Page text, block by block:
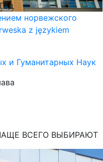
норвежского
z językiem
и Гуманитарных Наук
ВСЕГО ВЫБИРАЮТ